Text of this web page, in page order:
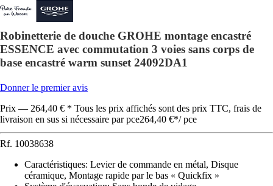
Robinetterie de douche GROHE montage encastré
ESSENCE avec commutation 3 voies sans corps de
base encastré warm sunset 24092DA1
Donner le premier avis
Prix — 264,40 € * Tous les prix affichés sont des prix TTC, frais de
livraison en sus si nécessaire par pce264,40 €*/ pce
Rf. 10038638
Caractéristiques: Levier de commande en métal, Disque
céramique, Montage rapide par le bas « Quickfix »